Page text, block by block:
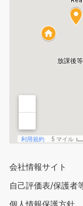
会社情報サイト
自己評価表/保護者
個人情報保護方針